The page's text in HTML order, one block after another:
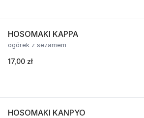
HOSOMAKI KAPPA
ogórek z sezamem
17,00 zł
HOSOMAKI KANPYO